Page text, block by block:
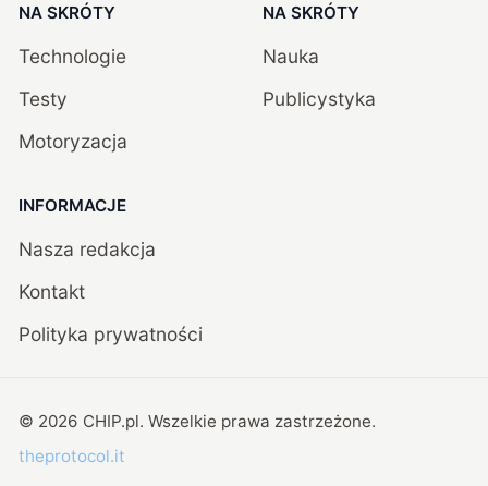
NA SKRÓTY
Technologie
Testy
Motoryzacja
NA SKRÓTY
Nauka
Publicystyka
INFORMACJE
Nasza redakcja
Kontakt
Polityka prywatności
© 2026 CHIP.pl. Wszelkie prawa zastrzeżone.
theprotocol.it